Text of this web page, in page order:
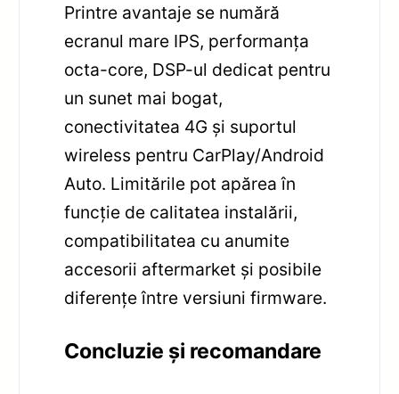
Printre avantaje se numără
ecranul mare IPS, performanța
octa-core, DSP-ul dedicat pentru
un sunet mai bogat,
conectivitatea 4G și suportul
wireless pentru CarPlay/Android
Auto. Limitările pot apărea în
funcție de calitatea instalării,
compatibilitatea cu anumite
accesorii aftermarket și posibile
diferențe între versiuni firmware.
Concluzie și recomandare